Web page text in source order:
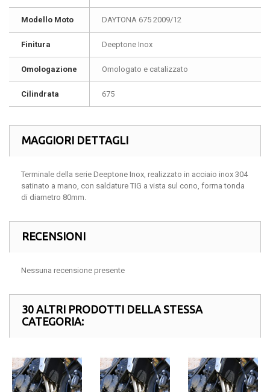
Modello Moto DAYTONA 675 2009/12
Finitura Deeptone Inox
Omologazione Omologato e catalizzato
Cilindrata 675
MAGGIORI DETTAGLI
Terminale della serie Deeptone Inox, realizzato in acciaio inox 304
satinato a mano, con saldature TIG a vista sul cono, forma tonda
di diametro 80mm.
RECENSIONI
Nessuna recensione presente
30 ALTRI PRODOTTI DELLA STESSA
CATEGORIA: